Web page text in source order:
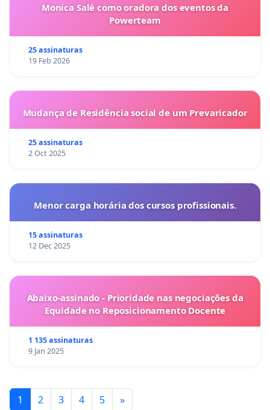
Monica Salé como oradora dos eventos da
Powerteam
25 assinaturas
19 Feb 2026
Mudança de Residência social de um Prevaricador
25 assinaturas
2 Oct 2025
Menor carga horária dos cursos profissionais.
15 assinaturas
12 Dec 2025
Abaixo-assinado - Prioridade nas negociações da
Equidade no Reposicionamento Docente
1 135 assinaturas
9 Jan 2025
1 2 3 4 5 »